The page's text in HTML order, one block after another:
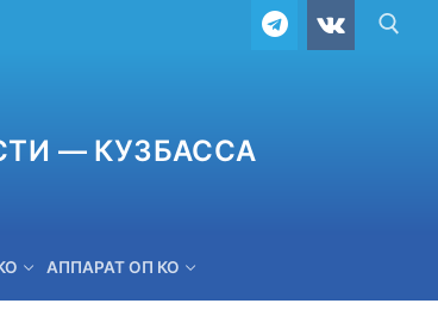
— КУЗБАССА
АППАРАТ ОП КО